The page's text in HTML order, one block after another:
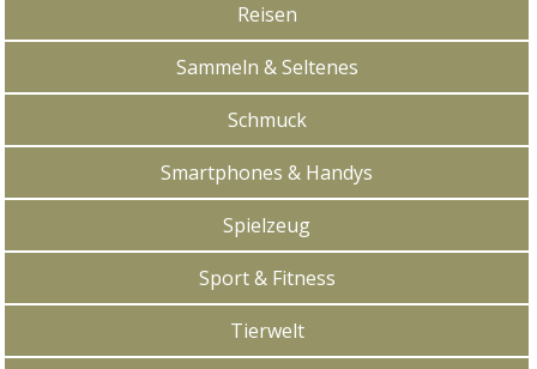
Reisen
Sammeln & Seltenes
Schmuck
Smartphones & Handys
Spielzeug
Sport & Fitness
Tierwelt